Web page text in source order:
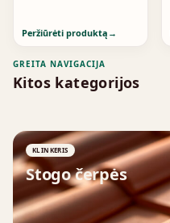
Peržiūrėti produktą →
GREITA NAVIGACIJA
Kitos kategorijos
KLINKERIS
Stogo čerpės
↗